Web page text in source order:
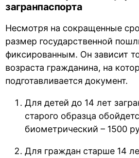
загранпаспорта
Несмотря на сокращенные
размер государственной
фиксированным. Он зависит
возраста гражданина, на
подготавливается документ.
Для детей до 14 лет
старого образца
биометрический – 1500
Для граждан старше 14